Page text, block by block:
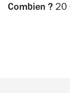
Combien ? 20